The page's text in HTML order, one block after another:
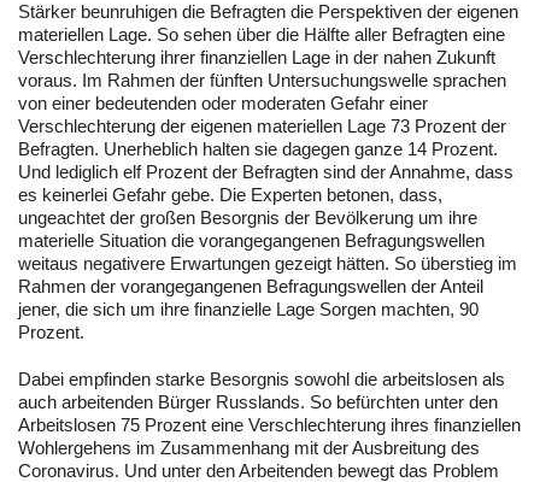
Stärker beunruhigen die Befragten die Perspektiven der eigenen
materiellen Lage. So sehen über die Hälfte aller Befragten eine
Verschlechterung ihrer finanziellen Lage in der nahen Zukunft
voraus. Im Rahmen der fünften Untersuchungswelle sprachen
von einer bedeutenden oder moderaten Gefahr einer
Verschlechterung der eigenen materiellen Lage 73 Prozent der
Befragten. Unerheblich halten sie dagegen ganze 14 Prozent.
Und lediglich elf Prozent der Befragten sind der Annahme, dass
es keinerlei Gefahr gebe. Die Experten betonen, dass,
ungeachtet der großen Besorgnis der Bevölkerung um ihre
materielle Situation die vorangegangenen Befragungswellen
weitaus negativere Erwartungen gezeigt hätten. So überstieg im
Rahmen der vorangegangenen Befragungswellen der Anteil
jener, die sich um ihre finanzielle Lage Sorgen machten, 90
Prozent.
Dabei empfinden starke Besorgnis sowohl die arbeitslosen als
auch arbeitenden Bürger Russlands. So befürchten unter den
Arbeitslosen 75 Prozent eine Verschlechterung ihres finanziellen
Wohlergehens im Zusammenhang mit der Ausbreitung des
Coronavirus. Und unter den Arbeitenden bewegt das Problem